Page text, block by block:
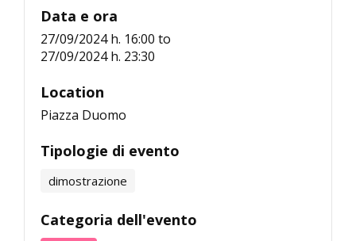
Data e ora
27/09/2024 h. 16:00 to
27/09/2024 h. 23:30
Location
Piazza Duomo
Tipologie di evento
dimostrazione
Categoria dell'evento